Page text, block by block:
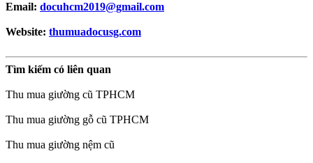
Email: docuhcm2019@gmail.com
Website: thumuadocusg.com
Tìm kiếm có liên quan
Thu mua giường cũ TPHCM
Thu mua giường gỗ cũ TPHCM
Thu mua giường nệm cũ